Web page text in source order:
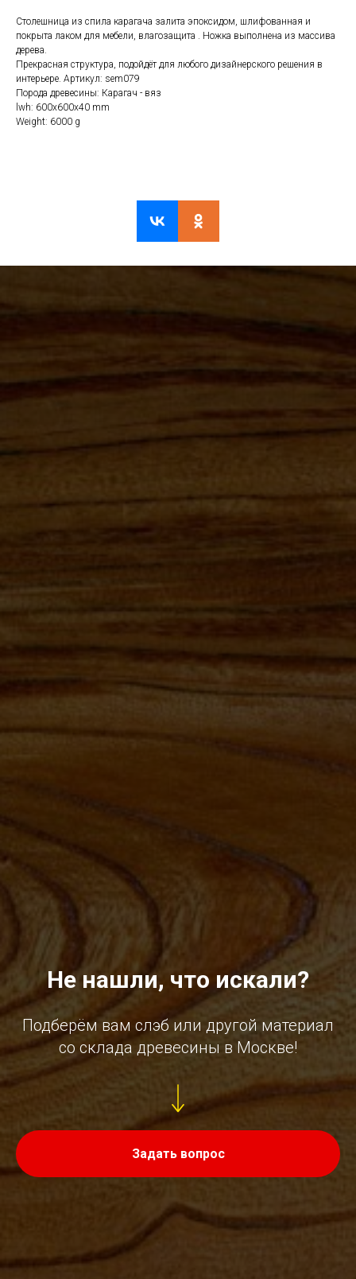
Столешница из спила карагача залита эпоксидом, шлифованная и
покрыта лаком для мебели, влагозащита . Ножка выполнена из массива
дерева.
Прекрасная структура, подойдёт для любого дизайнерского решения в
интерьере. Артикул: sem079
Порода древесины: Карагач - вяз
lwh: 600x600x40 mm
Weight: 6000 g
Не нашли, что искали?
Подберём вам слэб или другой материал
со склада древесины в Москве!
Задать вопрос